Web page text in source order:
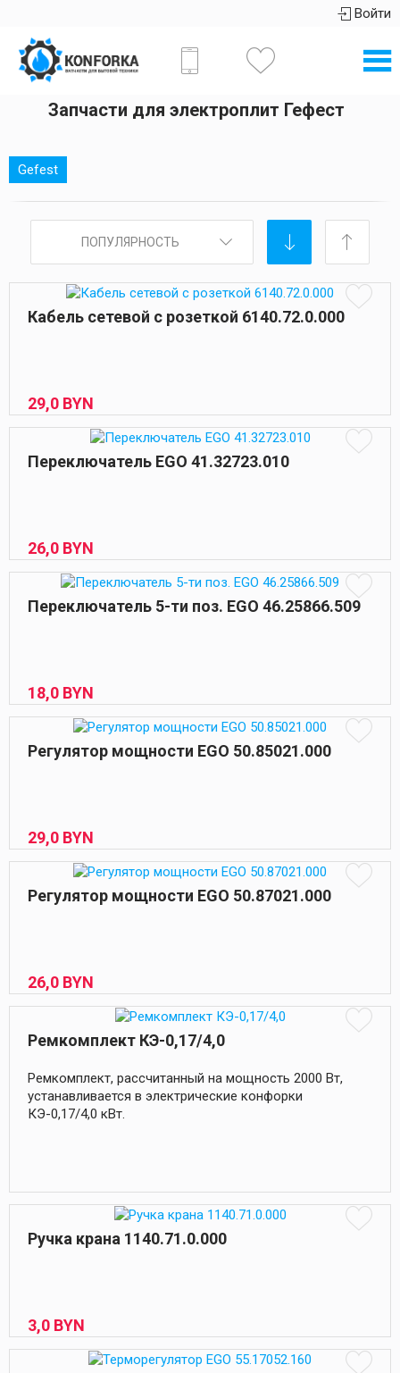
Войти
Запчасти для электроплит Гефест
Gefest
ПОПУЛЯРНОСТЬ
Кабель сетевой с розеткой 6140.72.0.000
29,0 BYN
Переключатель EGO 41.32723.010
26,0 BYN
Переключатель 5-ти поз. EGO 46.25866.509
18,0 BYN
Регулятор мощности EGO 50.85021.000
29,0 BYN
Регулятор мощности EGO 50.87021.000
26,0 BYN
Ремкомплект КЭ-0,17/4,0
Ремкомплект, рассчитанный на мощность 2000 Вт,
устанавливается в электрические конфорки
КЭ-0,17/4,0 кВт.
Ручка крана 1140.71.0.000
3,0 BYN